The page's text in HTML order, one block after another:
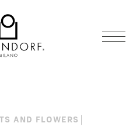
AND FLOWERS